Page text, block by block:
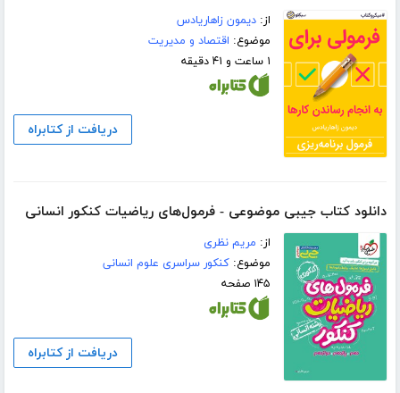
از:دیمون زاهاریادس
موضوع: اقتصاد و مدیریت
۱ ساعت و ۴۱ دقیقه
دریافت از کتابراه
دانلود کتاب جیبی موضوعی - فرمول‌های ریاضیات کنکور انسانی
از: مریم نظری
موضوع:کنکور سراسری علوم انسانی
۱۴۵ صفحه
دریافت از کتابراه